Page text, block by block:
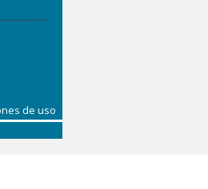
de uso